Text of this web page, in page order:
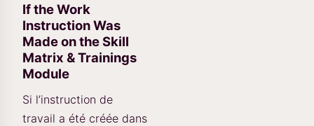
If the Work
Instruction Was
Made on the Skill
Matrix & Trainings
Module
Si l’instruction de
travail a été créée dans